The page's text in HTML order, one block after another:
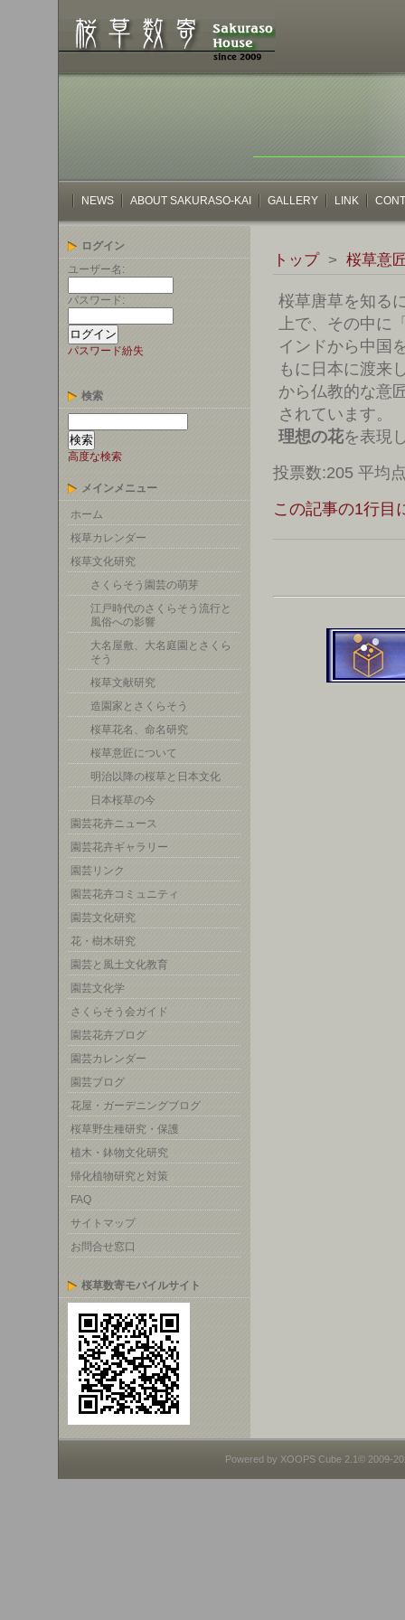
NEWS ABOUT SAKURASO-KAI GALLERY LINK
ログイン
ユーザー名:
パスワード:
パスワード紛失
検索
高度な検索
メインメニュー
ホーム
桜草カレンダー
桜草文化研究
さくらそう園芸の萌芽
江戸時代のさくらそう流行と
風俗への影響
大名屋敷、大名庭園とさくら
そう
桜草文献研究
造園家とさくらそう
桜草花名、命名研究
桜草意匠について
明治以降の桜草と日本文化
日本桜草の今
園芸花卉ニュース
園芸花卉ギャラリー
園芸リンク
園芸花卉コミュニティ
園芸文化研究
花・樹木研究
園芸と風土文化教育
園芸文化学
さくらそう会ガイド
園芸花卉ブログ
園芸カレンダー
園芸ブログ
花屋・ガーデニングブログ
桜草野生種研究・保護
植木・鉢物文化研究
帰化植物研究と対策
FAQ
サイトマップ
お問合せ窓口
桜草数寄モバイルサイト
トップ> 桜草意
桜草唐草を知る
上で、その中に
インドから中国
もに日本に渡来
から仏教的な意
されています。
理想の花を表現
投票数:205 平均
この記事の1行目
Powered by XOOPS Cube 2.1© 2009-